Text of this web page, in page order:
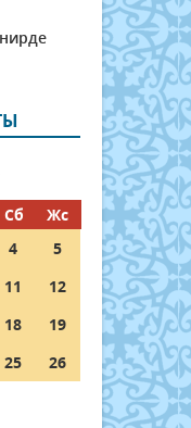
Сб
Жс
4
5
11
12
18
19
25
26